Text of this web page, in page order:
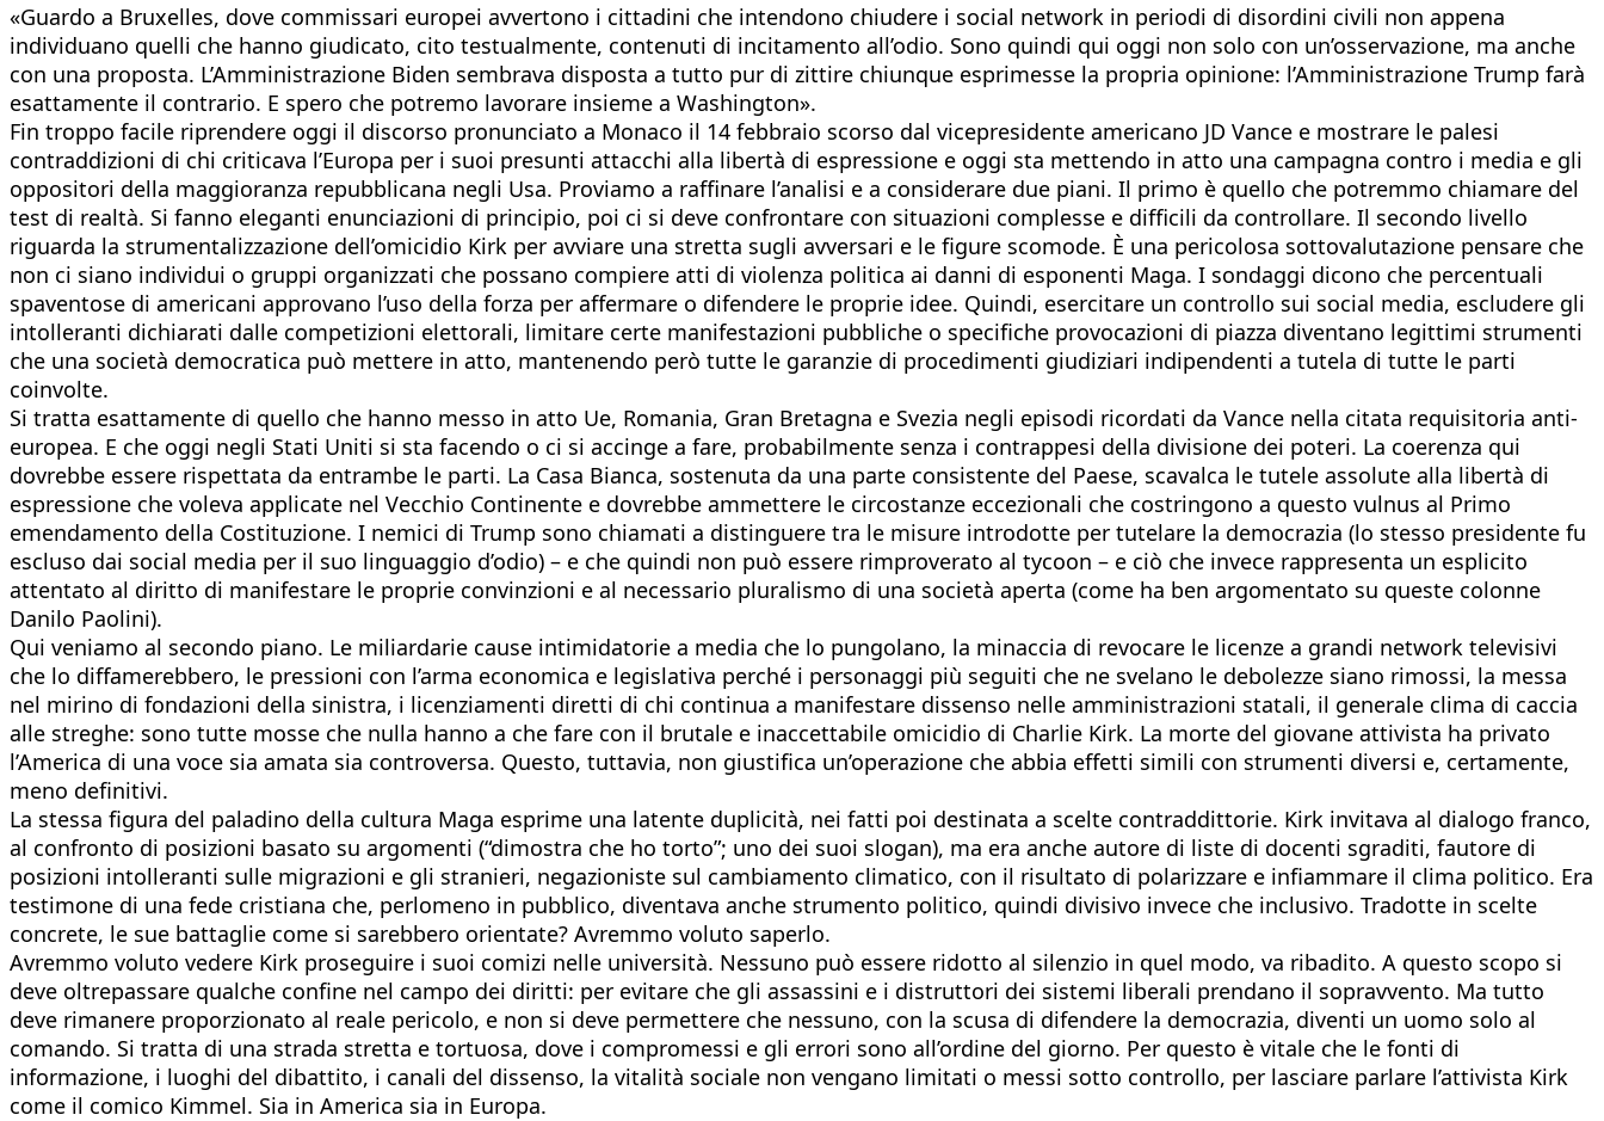
«Guardo a Bruxelles, dove commissari europei avvertono i cittadini che intendono chiudere i social network in periodi di disordini civili non appena
individuano quelli che hanno giudicato, cito testualmente, contenuti di incitamento all’odio. Sono quindi qui oggi non solo con un’osservazione, ma anche
con una proposta. L’Amministrazione Biden sembrava disposta a tutto pur di zittire chiunque esprimesse la propria opinione: l’Amministrazione Trump farà
esattamente il contrario. E spero che potremo lavorare insieme a Washington».
Fin troppo facile riprendere oggi il discorso pronunciato a Monaco il 14 febbraio scorso dal vicepresidente americano JD Vance e mostrare le palesi
contraddizioni di chi criticava l’Europa per i suoi presunti attacchi alla libertà di espressione e oggi sta mettendo in atto una campagna contro i media e gli
oppositori della maggioranza repubblicana negli Usa. Proviamo a raffinare l’analisi e a considerare due piani. Il primo è quello che potremmo chiamare del
test di realtà. Si fanno eleganti enunciazioni di principio, poi ci si deve confrontare con situazioni complesse e difficili da controllare. Il secondo livello
riguarda la strumentalizzazione dell’omicidio Kirk per avviare una stretta sugli avversari e le figure scomode. È una pericolosa sottovalutazione pensare che
non ci siano individui o gruppi organizzati che possano compiere atti di violenza politica ai danni di esponenti Maga. I sondaggi dicono che percentuali
spaventose di americani approvano l’uso della forza per affermare o difendere le proprie idee. Quindi, esercitare un controllo sui social media, escludere gli
intolleranti dichiarati dalle competizioni elettorali, limitare certe manifestazioni pubbliche o specifiche provocazioni di piazza diventano legittimi strumenti
che una società democratica può mettere in atto, mantenendo però tutte le garanzie di procedimenti giudiziari indipendenti a tutela di tutte le parti
coinvolte.
Si tratta esattamente di quello che hanno messo in atto Ue, Romania, Gran Bretagna e Svezia negli episodi ricordati da Vance nella citata requisitoria anti-
europea. E che oggi negli Stati Uniti si sta facendo o ci si accinge a fare, probabilmente senza i contrappesi della divisione dei poteri. La coerenza qui
dovrebbe essere rispettata da entrambe le parti. La Casa Bianca, sostenuta da una parte consistente del Paese, scavalca le tutele assolute alla libertà di
espressione che voleva applicate nel Vecchio Continente e dovrebbe ammettere le circostanze eccezionali che costringono a questo vulnus al Primo
emendamento della Costituzione. I nemici di Trump sono chiamati a distinguere tra le misure introdotte per tutelare la democrazia (lo stesso presidente fu
escluso dai social media per il suo linguaggio d’odio) – e che quindi non può essere rimproverato al tycoon – e ciò che invece rappresenta un esplicito
attentato al diritto di manifestare le proprie convinzioni e al necessario pluralismo di una società aperta (come ha ben argomentato su queste colonne
Danilo Paolini).
Qui veniamo al secondo piano. Le miliardarie cause intimidatorie a media che lo pungolano, la minaccia di revocare le licenze a grandi network televisivi
che lo diffamerebbero, le pressioni con l’arma economica e legislativa perché i personaggi più seguiti che ne svelano le debolezze siano rimossi, la messa
nel mirino di fondazioni della sinistra, i licenziamenti diretti di chi continua a manifestare dissenso nelle amministrazioni statali, il generale clima di caccia
alle streghe: sono tutte mosse che nulla hanno a che fare con il brutale e inaccettabile omicidio di Charlie Kirk. La morte del giovane attivista ha privato
l’America di una voce sia amata sia controversa. Questo, tuttavia, non giustifica un’operazione che abbia effetti simili con strumenti diversi e, certamente,
meno definitivi.
La stessa figura del paladino della cultura Maga esprime una latente duplicità, nei fatti poi destinata a scelte contraddittorie. Kirk invitava al dialogo franco,
al confronto di posizioni basato su argomenti (“dimostra che ho torto”; uno dei suoi slogan), ma era anche autore di liste di docenti sgraditi, fautore di
posizioni intolleranti sulle migrazioni e gli stranieri, negazioniste sul cambiamento climatico, con il risultato di polarizzare e infiammare il clima politico. Era
testimone di una fede cristiana che, perlomeno in pubblico, diventava anche strumento politico, quindi divisivo invece che inclusivo. Tradotte in scelte
concrete, le sue battaglie come si sarebbero orientate? Avremmo voluto saperlo.
Avremmo voluto vedere Kirk proseguire i suoi comizi nelle università. Nessuno può essere ridotto al silenzio in quel modo, va ribadito. A questo scopo si
deve oltrepassare qualche confine nel campo dei diritti: per evitare che gli assassini e i distruttori dei sistemi liberali prendano il sopravvento. Ma tutto
deve rimanere proporzionato al reale pericolo, e non si deve permettere che nessuno, con la scusa di difendere la democrazia, diventi un uomo solo al
comando. Si tratta di una strada stretta e tortuosa, dove i compromessi e gli errori sono all’ordine del giorno. Per questo è vitale che le fonti di
informazione, i luoghi del dibattito, i canali del dissenso, la vitalità sociale non vengano limitati o messi sotto controllo, per lasciare parlare l’attivista Kirk
come il comico Kimmel. Sia in America sia in Europa.